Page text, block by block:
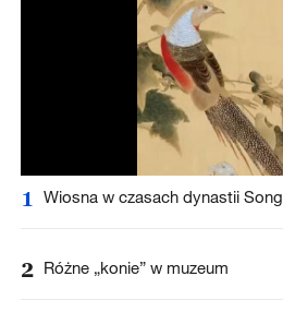
1 Wiosna w czasach dynastii Song
2 Różne „konie” w muzeum